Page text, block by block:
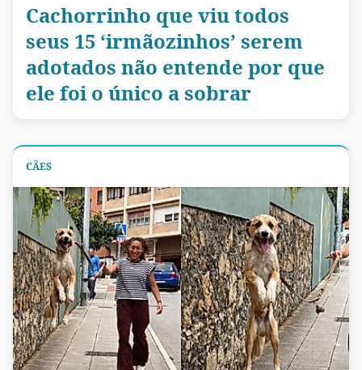
Cachorrinho que viu todos
seus 15 ‘irmãozinhos’ serem
adotados não entende por que
ele foi o único a sobrar
CÃES